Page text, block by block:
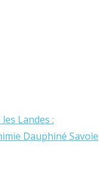
Landes :
Dauphiné Savoie